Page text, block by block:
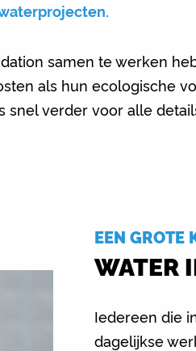
samen te werken
als hun ecologische
snel verder voor alle
EEN GROTE
WATER
Iedereen die
dagelijkse